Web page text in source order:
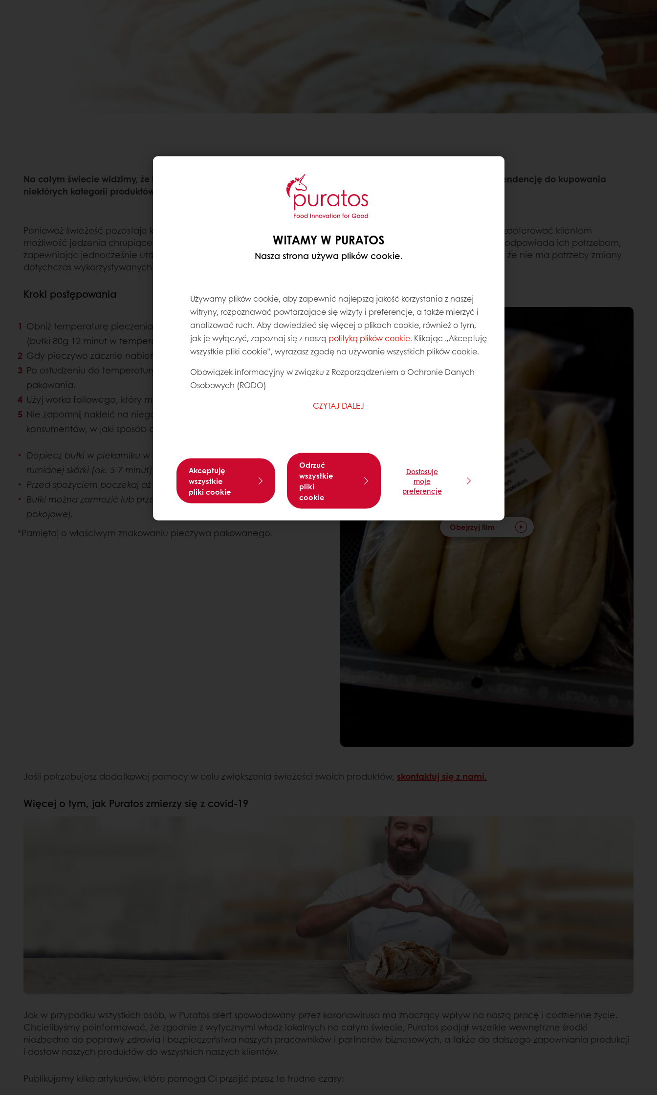
Na całym świecie widzimy, że konsumenci rzadziej odwiedzają sklepy, spędzają mniej czasu w sklepach i mają tendencję do kupowania
niektórych kategorii produktów na zapas. Dotyczy to również piekarni.
Ponieważ świeżość pozostaje kluczowym elementem dla konsumentów, zebraliśmy kilka porad i wskazówek, aby zaoferować klientom
możliwość jedzenia chrupiącego pieczywa w domu bez konieczności codziennego przychodzenia do sklepu. To odpowiada ich potrzebom,
zapewniając jednocześnie utrzymanie Twojej firmy w trakcie pandemii covid-19, a najlepszą wiadomością jest to, że nie ma potrzeby zmiany
dotychczas wykorzystywanych receptur.
Kroki postępowania
Obniż temperaturę pieczenia o 25% lub skrócić czas wypieku
(bułki 80g 12 minut w temperaturze 230 - 180°C).
Gdy pieczywo zacznie nabierać koloru, wyjmij je z pieca.
Po ostudzeniu do temperatury 35° C produkty są gotowe do
pakowania.
Użyj worka foliowego, który możesz szczelnie zamknąć.
Nie zapomnij nakleić na niego naklejki, aby poinformować
konsumentów, w jaki sposób dopiec pieczywo w domu*.
Dopiecz bułki w piekarniku w temp. 180 - 200 °C do uzyskania
rumianej skórki (ok. 5-7 minut).
Przed spożyciem poczekaj aż ostygną.
Bułki można zamrozić lub przechowywać w temperaturze
pokojowej.
*Pamiętaj o właściwym znakowaniu pieczywa pakowanego.
Obejrzyj film
Jeśli potrzebujesz dodatkowej pomocy w celu zwiększenia świeżości swoich produktów, skontaktuj się z nami.
Więcej o tym, jak Puratos zmierzy się z covid-19
Jak w przypadku wszystkich osób, w Puratos alert spowodowany przez koronawirusa ma znaczący wpływ na naszą pracę i codzienne życie.
Chcielibyśmy poinformować, że zgodnie z wytycznymi władz lokalnych na całym świecie, Puratos podjął wszelkie wewnętrzne środki
niezbędne do poprawy zdrowia i bezpieczeństwa naszych pracowników i partnerów biznesowych, a także do dalszego zapewniania produkcji
i dostaw naszych produktów do wszystkich naszych klientów.
Publikujemy kilka artykułów, które pomogą Ci przejść przez te trudne czasy:
WITAMY W PURATOS
Nasza strona używa plików cookie.
Używamy plików cookie, aby zapewnić najlepszą jakość korzystania z naszej
witryny, rozpoznawać powtarzające się wizyty i preferencje, a także mierzyć i
analizować ruch. Aby dowiedzieć się więcej o plikach cookie, również o tym,
jak je wyłączyć, zapoznaj się z naszą polityką plików cookie. Klikając „Akceptuję
wszystkie pliki cookie”, wyrażasz zgodę na używanie wszystkich plików cookie.
Obowiązek informacyjny w związku z Rozporządzeniem o Ochronie Danych
Osobowych (RODO)
CZYTAJ DALEJ
Akceptuję
wszystkie
pliki cookie
Odrzuć
wszystkie
pliki
cookie
Dostosuje
moje
preferencje